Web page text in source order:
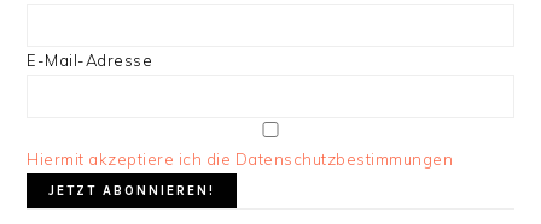
E-Mail-Adresse
Hiermit akzeptiere ich die Datenschutzbestimmungen